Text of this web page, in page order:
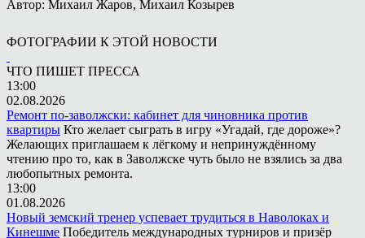
Автор: Михаил Жаров, Михаил Козырев
ФОТОГРАФИИ К ЭТОЙ НОВОСТИ
ЧТО ПИШЕТ ПРЕССА
13:00
02.08.2026
Ремонт по-заволжски: кабинет для чиновника против
квартиры Кто желает сыграть в игру «Угадай, где дороже»?
Желающих приглашаем к лёгкому и непринуждённому
чтению про то, как в Заволжске чуть было не взялись за два
любопытных ремонта.
13:00
01.08.2026
Новый земский тренер успевает трудиться в Наволоках и
Кинешме Победитель международных турниров и призёр